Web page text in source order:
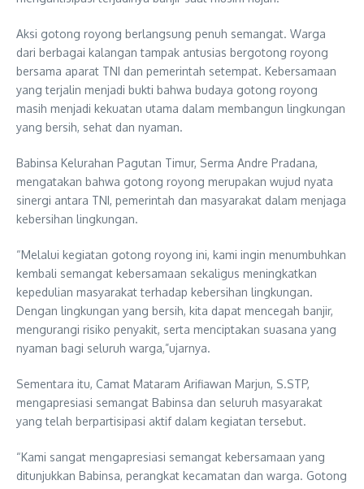
Aksi gotong royong berlangsung penuh semangat. Warga
dari berbagai kalangan tampak antusias bergotong royong
bersama aparat TNI dan pemerintah setempat. Kebersamaan
yang terjalin menjadi bukti bahwa budaya gotong royong
masih menjadi kekuatan utama dalam membangun lingkungan
yang bersih, sehat dan nyaman.
Babinsa Kelurahan Pagutan Timur, Serma Andre Pradana,
mengatakan bahwa gotong royong merupakan wujud nyata
sinergi antara TNI, pemerintah dan masyarakat dalam menjaga
kebersihan lingkungan.
“Melalui kegiatan gotong royong ini, kami ingin menumbuhkan
kembali semangat kebersamaan sekaligus meningkatkan
kepedulian masyarakat terhadap kebersihan lingkungan.
Dengan lingkungan yang bersih, kita dapat mencegah banjir,
mengurangi risiko penyakit, serta menciptakan suasana yang
nyaman bagi seluruh warga,”ujarnya.
Sementara itu, Camat Mataram Arifiawan Marjun, S.STP,
mengapresiasi semangat Babinsa dan seluruh masyarakat
yang telah berpartisipasi aktif dalam kegiatan tersebut.
“Kami sangat mengapresiasi semangat kebersamaan yang
ditunjukkan Babinsa, perangkat kecamatan dan warga. Gotong